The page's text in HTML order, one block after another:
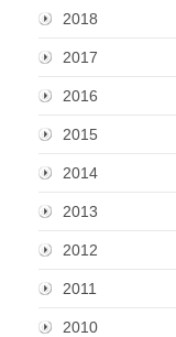
2018
2017
2016
2015
2014
2013
2012
2011
2010